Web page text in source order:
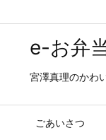
e-お弁
宮澤真理のかわ
ごあいさつ